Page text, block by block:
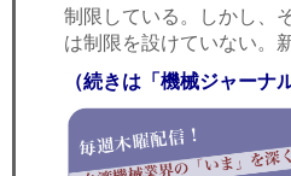
制限している。しかし、
は制限を設けていない
（続きは「機械ジャーナ